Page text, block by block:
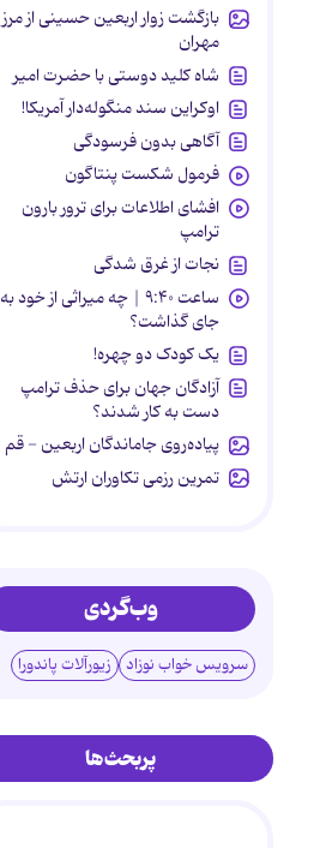
بازگشت زوار اربعین حسینی از مرز
مهران
شاه کلید دوستی با حضرت امیر
اوکراین سند منگوله‌دار آمریکا!
آگاهی بدون فرسودگی
فرمول شکست پنتاگون
افشای اطلاعات برای ترور بارون
ترامپ
نجات از غرق شدگی
ساعت ۹:۴۰ | چه میراثی از خود به
جای گذاشت؟
یک کودک دو چهره!
آزادگان جهان برای حذف ترامپ
دست به کار شدند؟
پیاده‌روی جاماندگان اربعین - قم
تمرین رزمی تکاوران ارتش
وب‌گردی
سرویس خواب نوزاد زیورآلات پاندورا
پربحث‌ها